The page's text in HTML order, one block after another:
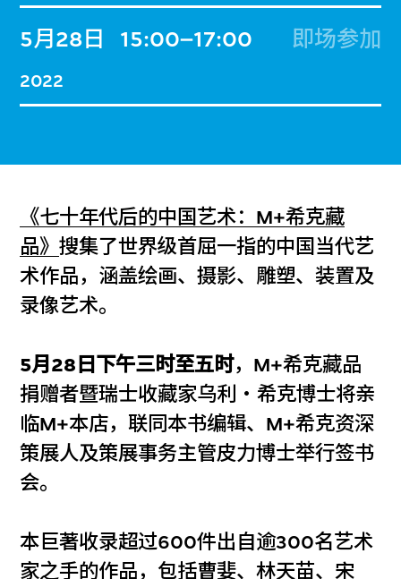
5月28日
2022
15:00–17:00 即场参加
《七十年代后的中国艺术：M+希克藏
品》搜集了世界级首屈一指的中国当代艺
术作品，涵盖绘画、摄影、雕塑、装置及
录像艺术。
5月28日下午三时至五时，M+希克藏品
捐赠者暨瑞士收藏家乌利‧希克博士将亲
临M+本店，联同本书编辑、M+希克资深
策展人及策展事务主管皮力博士举行签书
会。
本巨著收录超过600件出自逾300名艺术
家之手的作品，包括曹婓、林天苗、宋